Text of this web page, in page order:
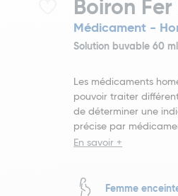
Boiron
Médicament -
Solution buvable 60 ml
Les médicaments
pouvoir traiter
de déterminer une
précise par
En savoir +
Femme